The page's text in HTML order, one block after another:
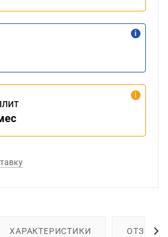
ХАРАКТЕРИСТИКИ ОТЗЫВЫ